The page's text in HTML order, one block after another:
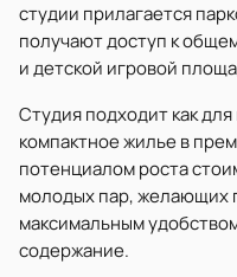
студии прилагается
получают доступ к
и детской игровой
Студия подходит как
компактное жилье в
потенциалом роста
молодых пар, желающих
максимальным
содержание.